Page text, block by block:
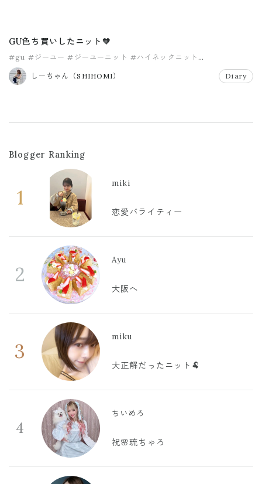
GU色ち買いしたニット🧡
#gu #ジーユー #ジーユーニット #ハイネックニット
#プチプラニット
しーちゃん（SHIHOMI）
Diary
Blogger Ranking
1
miki
恋愛バライティー
2
Ayu
大阪へ
3
miku
大正解だったニット🐏
4
ちいめろ
祝🌸琉ちゃろ